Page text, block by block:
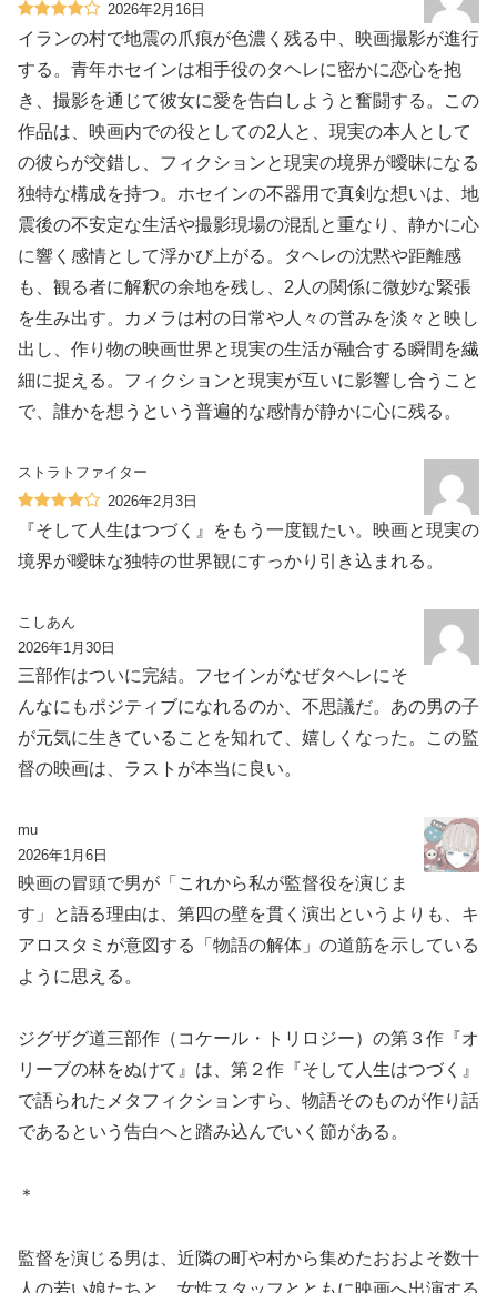
2026年2月16日
イランの村で地震の爪痕が色濃く残る中、映画撮影が進行
する。青年ホセインは相手役のタヘレに密かに恋心を抱
き、撮影を通じて彼女に愛を告白しようと奮闘する。この
作品は、映画内での役としての2人と、現実の本人として
の彼らが交錯し、フィクションと現実の境界が曖昧になる
独特な構成を持つ。ホセインの不器用で真剣な想いは、地
震後の不安定な生活や撮影現場の混乱と重なり、静かに心
に響く感情として浮かび上がる。タヘレの沈黙や距離感
も、観る者に解釈の余地を残し、2人の関係に微妙な緊張
を生み出す。カメラは村の日常や人々の営みを淡々と映し
出し、作り物の映画世界と現実の生活が融合する瞬間を繊
細に捉える。フィクションと現実が互いに影響し合うこと
で、誰かを想うという普遍的な感情が静かに心に残る。
ストラトファイター
2026年2月3日
『そして人生はつづく』をもう一度観たい。映画と現実の
境界が曖昧な独特の世界観にすっかり引き込まれる。
こしあん
2026年1月30日
三部作はついに完結。フセインがなぜタヘレにそ
んなにもポジティブになれるのか、不思議だ。あの男の子
が元気に生きていることを知れて、嬉しくなった。この監
督の映画は、ラストが本当に良い。
mu
2026年1月6日
映画の冒頭で男が「これから私が監督役を演じま
す」と語る理由は、第四の壁を貫く演出というよりも、キ
アロスタミが意図する「物語の解体」の道筋を示している
ように思える。
ジグザグ道三部作（コケール・トリロジー）の第３作『オ
リーブの林をぬけて』は、第２作『そして人生はつづく』
で語られたメタフィクションすら、物語そのものが作り話
であるという告白へと踏み込んでいく節がある。
＊
監督を演じる男は、近隣の町や村から集めたおおよそ数十
人の若い娘たちと、女性スタッフとともに映画へ出演する